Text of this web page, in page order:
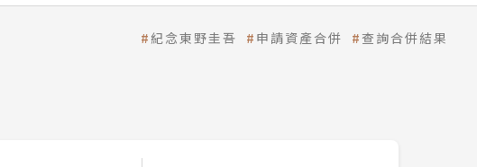
紀念東野圭吾 申請資產合併 查詢合併結果